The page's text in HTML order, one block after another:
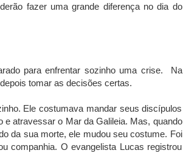
fazer uma grande diferença no dia do
para enfrentar sozinho uma crise. Na
tomar as decisões certas.
Ele costumava mandar seus discípulos
atravessar o Mar da Galileia. Mas, quando
da sua morte, ele mudou seu costume. Foi
companhia. O evangelista Lucas registrou